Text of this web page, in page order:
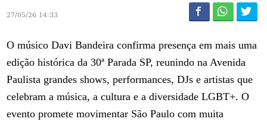
27/05/26 14:33
O músico Davi Bandeira confirma presença em mais uma
edição histórica da 30ª Parada SP, reunindo na Avenida
Paulista grandes shows, performances, DJs e artistas que
celebram a música, a cultura e a diversidade LGBT+. O
evento promete movimentar São Paulo com muita